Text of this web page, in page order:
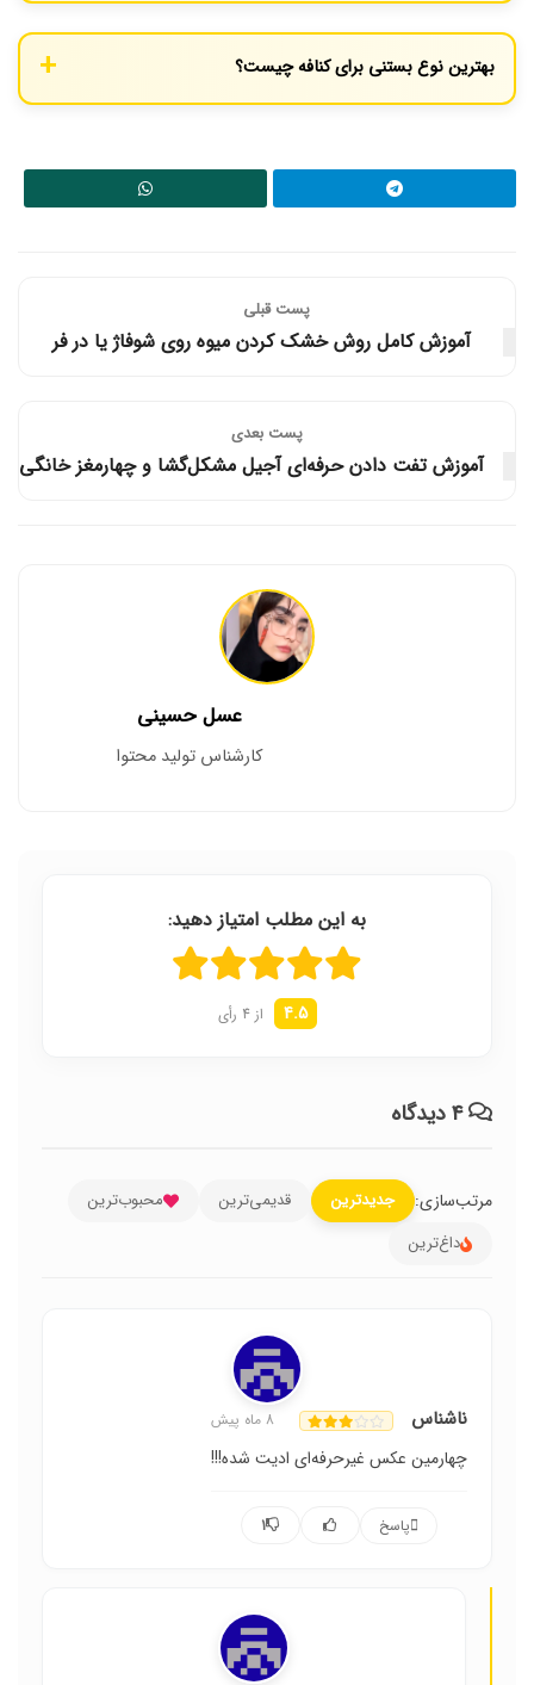
و در یخچال بگذارید. اما مرحله پخت باید دقیقاً قبل از سرو انجام شود.
بهترین نوع بستنی برای کنافه چیست؟
قرار می‌دهند.
پست قبلی
آموزش کامل روش خشک کردن میوه روی شوفاژ یا در فر
پست‌ بعدی
آموزش تفت دادن حرفه‌ای آجیل مشکل‌گشا و چهارمغز خانگی
عسل حسینی
کارشناس تولید محتوا
به این مطلب امتیاز دهید:
4.5 از 4 رأی
۴ دیدگاه
مرتب‌سازی: جدیدترین قدیمی‌ترین
محبوب‌ترین
داغ‌ترین
ناشناس 8 ماه پیش
چهارمین عکس غیرحرفه‌ای ادیت شده!!!
پاسخ 1